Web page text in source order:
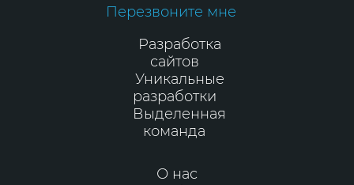
Перезвоните мне
Разработка
сайтов
Уникальные
разработки
Выделенная
команда
О нас